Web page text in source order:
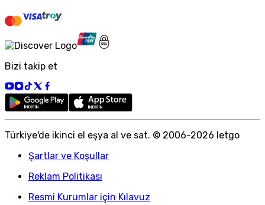
Bizi takip et
Türkiye'de ikinci el eşya al ve sat. © 2006-2026 letgo
Şartlar ve Koşullar
Reklam Politikası
Resmi Kurumlar için Kılavuz